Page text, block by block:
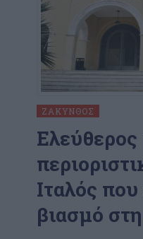
ΖΆΚΥΝΘΟΣ
Ελεύθερος
Ιταλός
βιασμό